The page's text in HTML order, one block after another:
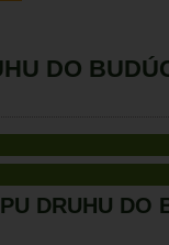
DO
DRUHU DO